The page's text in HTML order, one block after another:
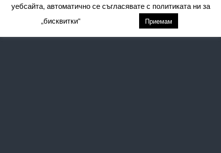
уебсайта, автоматично се съгласявате с политиката ни за
„бисквитки“
Приемам